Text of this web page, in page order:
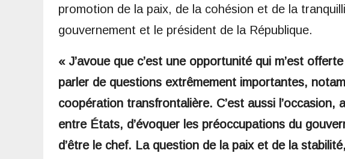
promotion de la paix, de la cohésion et de la
gouvernement et le président de la République.
« J’avoue que c’est une opportunité qui m’est
parler de questions extrêmement importantes,
coopération transfrontalière. C’est aussi l’occasion,
entre États, d’évoquer les préoccupations du
d’être le chef. La question de la paix et de la